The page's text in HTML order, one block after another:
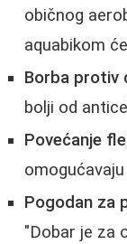
običnog
aquabikom
Borba protiv
bolji od
Povećanje
Pogodan za
"Dobar je za